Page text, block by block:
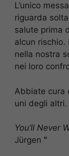
L’unico
riguarda
salute prima
alcun rischio.
nella nostra
nei loro
Abbiate cura
uni degli altri.
You’ll Never
Jürgen ”